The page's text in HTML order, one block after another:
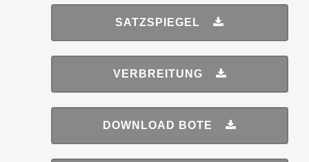
SATZSPIEGEL
VERBREITUNG
DOWNLOAD BOTE